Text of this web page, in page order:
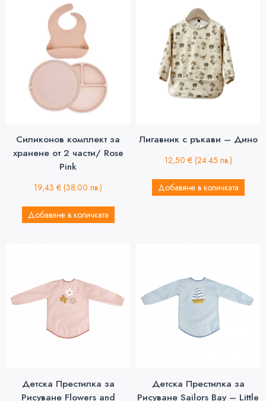
Силиконов комплект за
хранене от 2 части/ Rose
Pink
19,43 € (38.00 лв.)
Добавяне в количката
Лигавник с ръкави – Дино
12,50 € (24.45 лв.)
Добавяне в количката
Детска Престилка за
Рисуване Flowers and
Детска Престилка за
Рисуване Sailors Bay – Little